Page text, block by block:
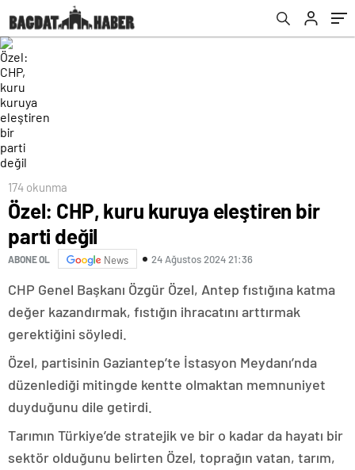
174 okunma
Özel: CHP, kuru kuruya eleştiren bir
parti değil
ABONE OL News 24 Ağustos 2024 21:36
CHP Genel Başkanı Özgür Özel, Antep fıstığına katma
değer kazandırmak, fıstığın ihracatını arttırmak
gerektiğini söyledi.
Özel, partisinin Gaziantep’te İstasyon Meydanı’nda
düzenlediği mitingde kentte olmaktan memnuniyet
duyduğunu dile getirdi.
Tarımın Türkiye’de stratejik ve bir o kadar da hayatı bir
sektör olduğunu belirten Özel, toprağın vatan, tarım,